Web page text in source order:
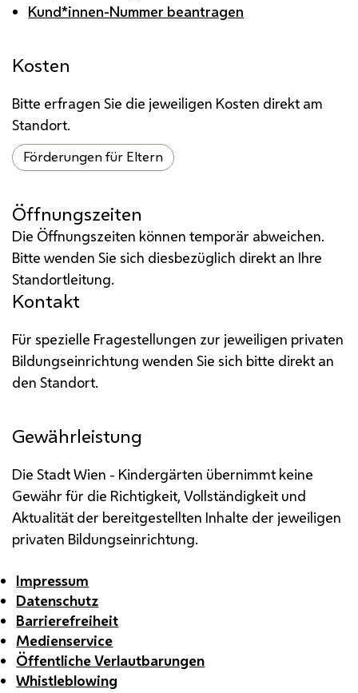
Kund*innen-Nummer beantragen
Kosten
Bitte erfragen Sie die jeweiligen Kosten direkt am
Standort.
Förderungen für Eltern
Öffnungszeiten
Die Öffnungszeiten können temporär abweichen.
Bitte wenden Sie sich diesbezüglich direkt an Ihre
Standortleitung.
Kontakt
Für spezielle Fragestellungen zur jeweiligen privaten
Bildungseinrichtung wenden Sie sich bitte direkt an
den Standort.
Gewährleistung
Die Stadt Wien - Kindergärten übernimmt keine
Gewähr für die Richtigkeit, Vollständigkeit und
Aktualität der bereitgestellten Inhalte der jeweiligen
privaten Bildungseinrichtung.
Impressum
Datenschutz
Barrierefreiheit
Medienservice
Öffentliche Verlautbarungen
Whistleblowing